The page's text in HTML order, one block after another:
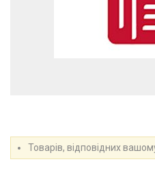
Товарів, відповідних